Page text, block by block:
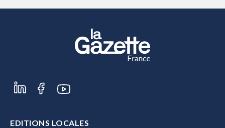
EDITIONS LOCALES